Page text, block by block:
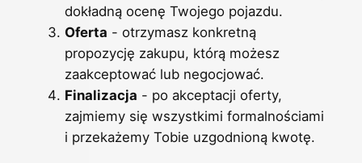
dokładną ocenę Twojego pojazdu.
Oferta - otrzymasz konkretną
propozycję zakupu, którą możesz
zaakceptować lub negocjować.
Finalizacja - po akceptacji oferty,
zajmiemy się wszystkimi formalnościami
i przekażemy Tobie uzgodnioną kwotę.